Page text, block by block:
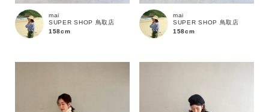
mai
SUPER SHOP 鳥取店
158cm
mai
SUPER SHOP 鳥取店
158cm